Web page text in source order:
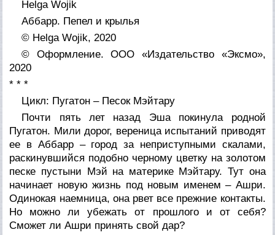
Helga Wojik
Аббарр. Пепел и крылья
© Helga Wojik, 2020
© Оформление. ООО «Издательство «Эксмо»,
2020
* * *
Цикл: Пугатон – Песок Мэйтару
Почти пять лет назад Эша покинула родной
Пугатон. Мили дорог, вереница испытаний приводят
ее в Аббарр – город за неприступными скалами,
раскинувшийся подобно черному цветку на золотом
песке пустыни Мэй на материке Мэйтару. Тут она
начинает новую жизнь под новым именем – Ашри.
Одинокая наемница, она рвет все прежние контакты.
Но можно ли убежать от прошлого и от себя?
Сможет ли Ашри принять свой дар?